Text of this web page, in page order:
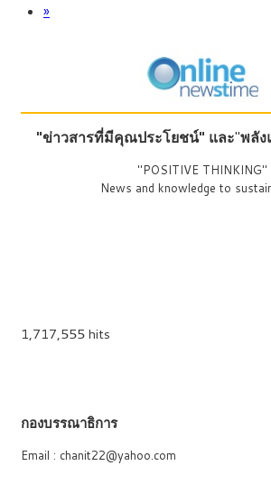
»
"ข่าวสารที่มีคุณประโยชน์" และ"พลัง
"POSITIVE THINKING"
News and knowledge to
1,717,555 hits
กองบรรณาธิการ
Email : chanit22@yahoo.com